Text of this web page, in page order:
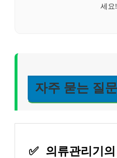
세요!
자주 묻는 질문
✅ 의류관리기